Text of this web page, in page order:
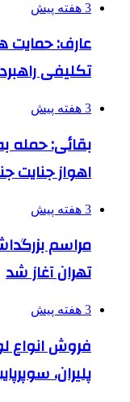
3 هفته پیش
عارف: حمایت
تکلیفی
3 هفته پیش
بقائی: حمله
اهواز
3 هفته پیش
مراسم
تهران آغاز شد
3 هفته پیش
پلیران،